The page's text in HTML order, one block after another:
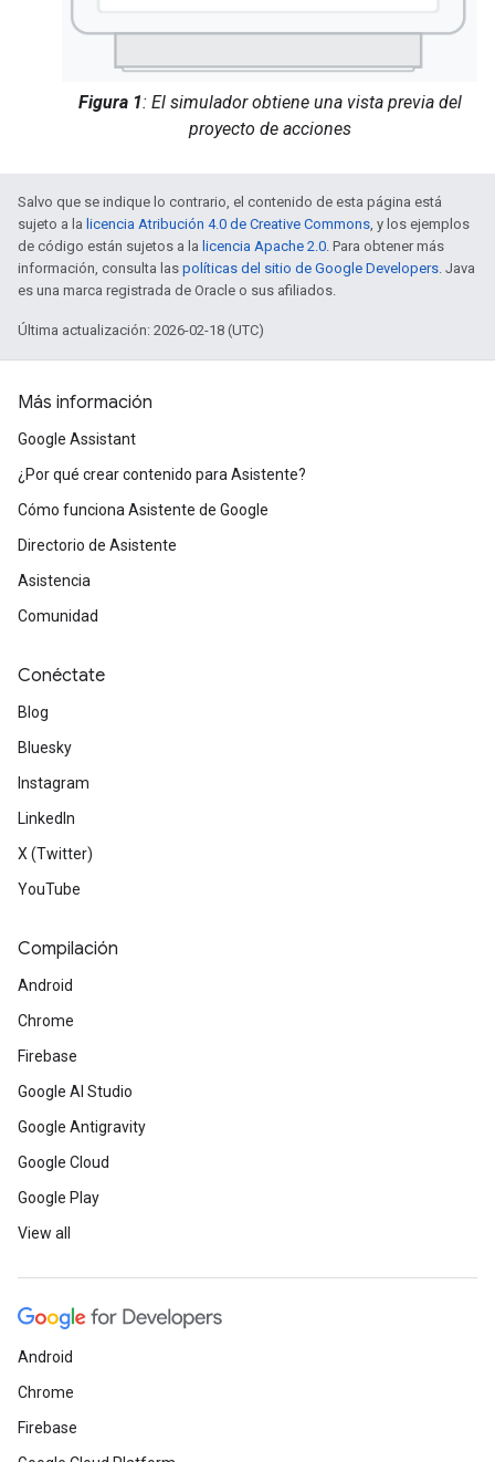
Figura 1: El simulador obtiene una vista previa del
proyecto de acciones
Salvo que se indique lo contrario, el contenido de esta página está
sujeto a la licencia Atribución 4.0 de Creative Commons , y los ejemplos
de código están sujetos a la licencia Apache 2.0 . Para obtener más
información, consulta las políticas del sitio de Google Developers . Java
es una marca registrada de Oracle o sus afiliados.
Última actualización: 2026-02-18 (UTC)
Más información
Google Assistant
¿Por qué crear contenido para Asistente?
Cómo funciona Asistente de Google
Directorio de Asistente
Asistencia
Comunidad
Conéctate
Blog
Bluesky
Instagram
LinkedIn
X (Twitter)
YouTube
Compilación
Android
Chrome
Firebase
Google AI Studio
Google Antigravity
Google Cloud
Google Play
View all
Android
Chrome
Firebase